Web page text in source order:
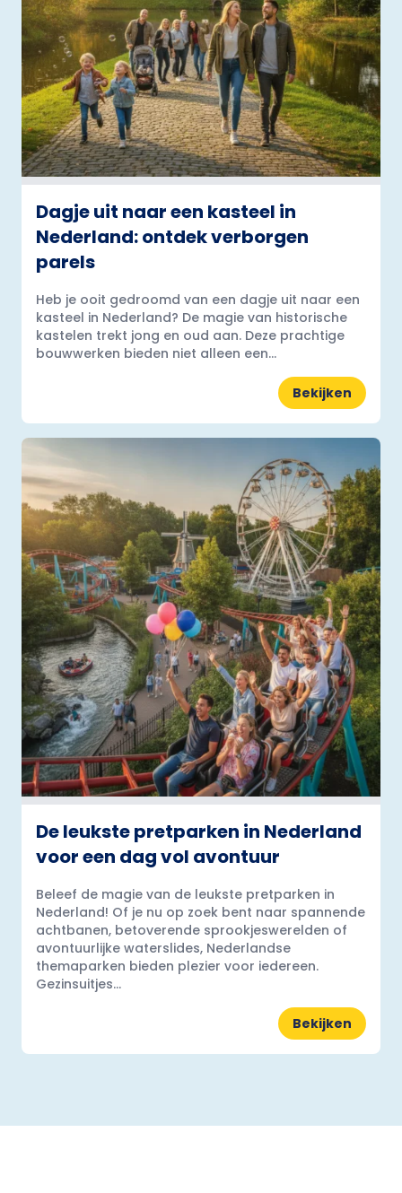
Dagje uit naar een kasteel in
Nederland: ontdek verborgen
parels
Heb je ooit gedroomd van een dagje uit naar een
kasteel in Nederland? De magie van historische
kastelen trekt jong en oud aan. Deze prachtige
bouwwerken bieden niet alleen een...
Bekijken
De leukste pretparken in Nederland
voor een dag vol avontuur
Beleef de magie van de leukste pretparken in
Nederland! Of je nu op zoek bent naar spannende
achtbanen, betoverende sprookjeswerelden of
avontuurlijke waterslides, Nederlandse
themaparken bieden plezier voor iedereen.
Gezinsuitjes...
Bekijken